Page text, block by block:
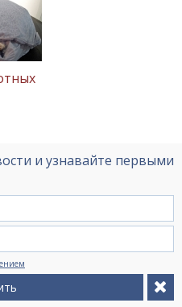
и узнавайте первыми